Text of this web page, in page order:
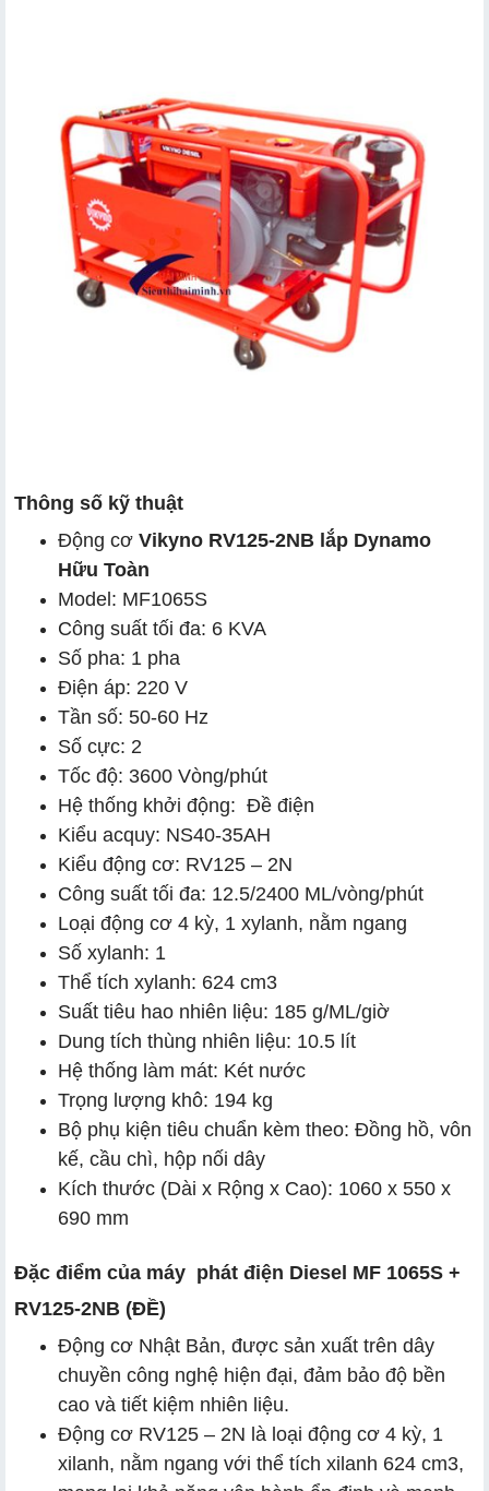
Thông số kỹ thuật
Động cơ Vikyno RV125-2NB lắp Dynamo
Hữu Toàn
Model: MF1065S
Công suất tối đa: 6 KVA
Số pha: 1 pha
Điện áp: 220 V
Tần số: 50-60 Hz
Số cực: 2
Tốc độ: 3600 Vòng/phút
Hệ thống khởi động: Đề điện
Kiểu acquy: NS40-35AH
Kiểu động cơ: RV125 – 2N
Công suất tối đa: 12.5/2400 ML/vòng/phút
Loại động cơ 4 kỳ, 1 xylanh, nằm ngang
Số xylanh: 1
Thể tích xylanh: 624 cm3
Suất tiêu hao nhiên liệu: 185 g/ML/giờ
Dung tích thùng nhiên liệu: 10.5 lít
Hệ thống làm mát: Két nước
Trọng lượng khô: 194 kg
Bộ phụ kiện tiêu chuẩn kèm theo: Đồng hồ, vôn
kế, cầu chì, hộp nối dây
Kích thước (Dài x Rộng x Cao): 1060 x 550 x
690 mm
Đặc điểm của máy phát điện Diesel MF 1065S +
RV125-2NB (ĐỀ)
Động cơ Nhật Bản, được sản xuất trên dây
chuyền công nghệ hiện đại, đảm bảo độ bền
cao và tiết kiệm nhiên liệu.
Động cơ RV125 – 2N là loại động cơ 4 kỳ, 1
xilanh, nằm ngang với thể tích xilanh 624 cm3,